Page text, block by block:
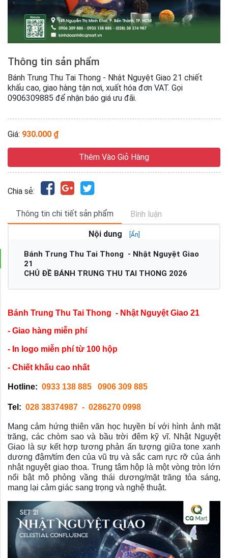
Thông tin sản phẩm
Bánh Trung Thu Tai Thong - Nhật Nguyệt Giao 21 chiết
khấu cao, giao hàng tận nơi, xuất hóa đơn VAT. Gọi
0906309885 để nhận báo giá ưu đãi.
Giá: 930.000 ₫
Thêm Vào Giỏ Hàng
Chia sẻ:
Thông tin chi tiết sản phẩm Bình luận
Nội dung [Ẩn]
Bánh Trung Thu Tai Thong - Nhật Nguyệt Giao
21
CHỦ ĐỀ BÁNH TRUNG THU TAI THONG 2026
Bánh Trung Thu Tai Thong - Nhật Nguyệt Giao 21
- Giao hàng miễn phí
- In logo miễn phí từ 100 hộp
- Chiết khấu cao nhất
Hotline: 0933 138 885 0906 309 885
Tel: 028 38374987 - 0286270 0998
Mang cảm hứng thiên văn học huyền bí với hình ảnh mặt
trăng, các chòm sao và bầu trời đêm kỹ vĩ. Nhật Nguyệt
Giao là sự kết hợp tương phản ấn tượng giữa tone xanh
dương đậm/tím đen của vũ trụ và sắc cam rực rỡ của ánh
nhật nguyệt giao thoa. Trung tâm hộp là một vòng tròn lớn
nổi bật mô phỏng vầng thái dương/mặt trăng tỏa sáng,
mang lại cảm giác sang trọng và nghệ thuật.